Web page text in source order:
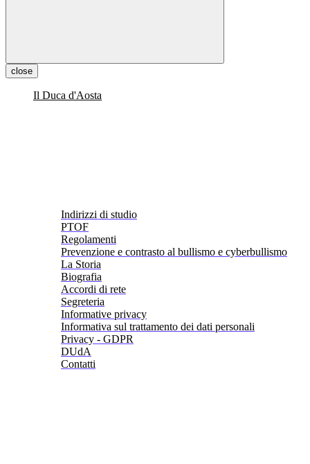
close
Il Duca d'Aosta
Indirizzi di studio
PTOF
Regolamenti
Prevenzione e contrasto al bullismo e cyberbullismo
La Storia
Biografia
Accordi di rete
Segreteria
Informative privacy
Informativa sul trattamento dei dati personali
Privacy - GDPR
DUdA
Contatti